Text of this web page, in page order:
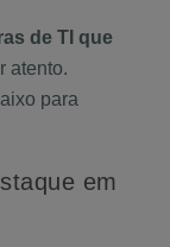
de TI que
atento.
para
em